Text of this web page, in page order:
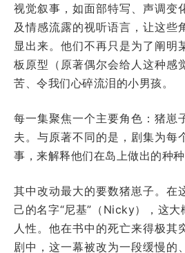
视觉叙事，如面部特写、声调变
及情感流露的视听语言，让这些
显出来。他们不再只是为了阐明
板原型（原著偶尔会给人这种感
苦、令我们心碎流泪的小男孩。
每一集聚焦一个主要角色：猪崽
夫。与原著不同的是，剧集为每
事，来解释他们在岛上做出的种种
其中改动最大的要数猪崽子。在
己的名字“尼基”（Nicky），这
人性。他在书中的死亡来得极其
剧中，这一幕被改为一段缓慢的